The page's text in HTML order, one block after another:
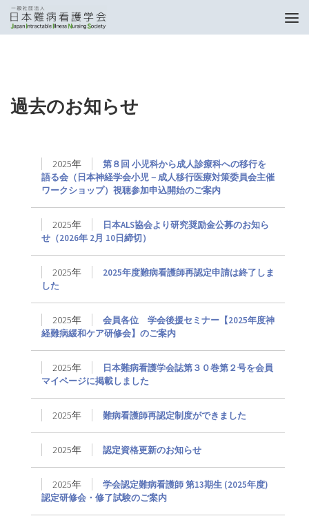
過去のお知らせ
2025年
第８回 小児科から成人診療科への移行を
語る会（日本神経学会小児－成人移行医療対策委員会主催
ワークショップ）視聴参加申込開始のご案内
2025年
日本ALS協会より研究奨励金公募のお知ら
せ（2026年 2月 10日締切）
2025年
2025年度難病看護師再認定申請は終了しま
した
2025年
会員各位 学会後援セミナー【2025年度神
経難病緩和ケア研修会】のご案内
2025年
日本難病看護学会誌第３０巻第２号を会員
マイページに掲載しました
2025年 難病看護師再認定制度ができました
2025年 認定資格更新のお知らせ
2025年
学会認定難病看護師 第13期生 (2025年度)
認定研修会・修了試験のご案内